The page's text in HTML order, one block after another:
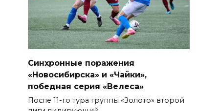
Синхронные поражения
«Новосибирска» и «Чайки»,
победная серия «Велеса»
После 11-го тура группы «Золото» второй